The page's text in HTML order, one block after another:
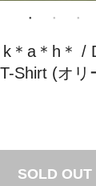
k＊a＊h＊ /
Shirt (オ
SOLD OUT